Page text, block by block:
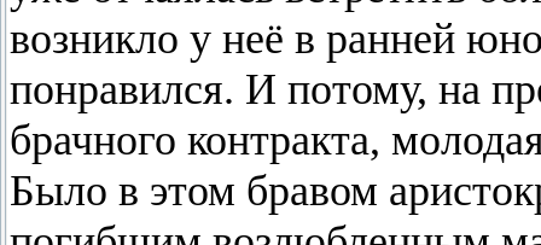
возникло у неё в ранней
понравился. И потому, на
брачного контракта,
Было в этом бравом